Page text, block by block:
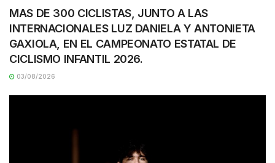
MAS DE 300 CICLISTAS, JUNTO A LAS
INTERNACIONALES LUZ DANIELA Y ANTONIETA
GAXIOLA, EN EL CAMPEONATO ESTATAL DE
CICLISMO INFANTIL 2026.
03/08/2026